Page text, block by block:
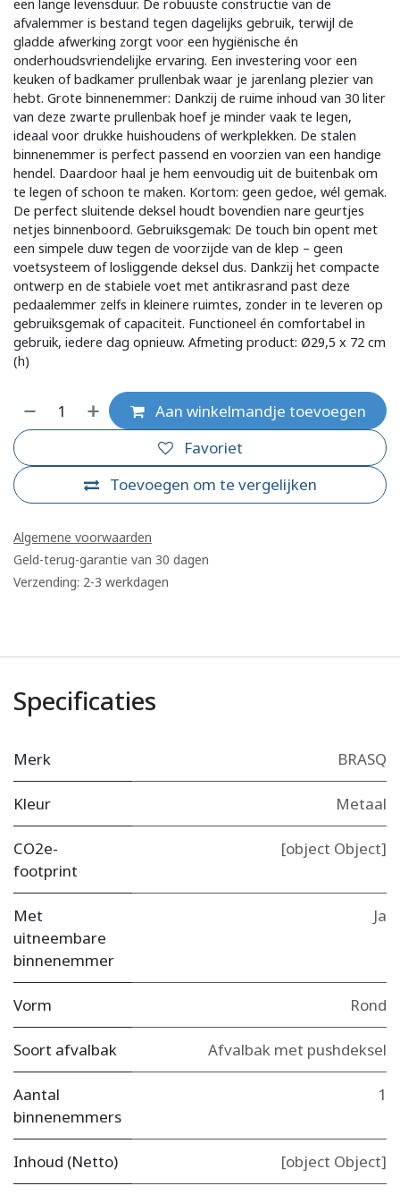
een lange levensduur. De robuuste constructie van de
afvalemmer is bestand tegen dagelijks gebruik, terwijl de
gladde afwerking zorgt voor een hygiënische én
onderhoudsvriendelijke ervaring. Een investering voor een
keuken of badkamer prullenbak waar je jarenlang plezier van
hebt. Grote binnenemmer: Dankzij de ruime inhoud van 30 liter
van deze zwarte prullenbak hoef je minder vaak te legen,
ideaal voor drukke huishoudens of werkplekken. De stalen
binnenemmer is perfect passend en voorzien van een handige
hendel. Daardoor haal je hem eenvoudig uit de buitenbak om
te legen of schoon te maken. Kortom: geen gedoe, wél gemak.
De perfect sluitende deksel houdt bovendien nare geurtjes
netjes binnenboord. Gebruiksgemak: De touch bin opent met
een simpele duw tegen de voorzijde van de klep – geen
voetsysteem of losliggende deksel dus. Dankzij het compacte
ontwerp en de stabiele voet met antikrasrand past deze
pedaalemmer zelfs in kleinere ruimtes, zonder in te leveren op
gebruiksgemak of capaciteit. Functioneel én comfortabel in
gebruik, iedere dag opnieuw. Afmeting product: Ø29,5 x 72 cm
(h)
Aan winkelmandje toevoegen
Toevoegen om te vergelijken
Favoriet
Algemene voorwaarden
Geld-terug-garantie van 30 dagen
Verzending: 2-3 werkdagen
Specificaties
Merk BRASQ
Kleur Metaal
CO2e-
footprint
[object Object]
Met
uitneembare
binnenemmer
Ja
Vorm Rond
Soort afvalbak Afvalbak met pushdeksel
Aantal
binnenemmers
1
Inhoud (Netto) [object Object]